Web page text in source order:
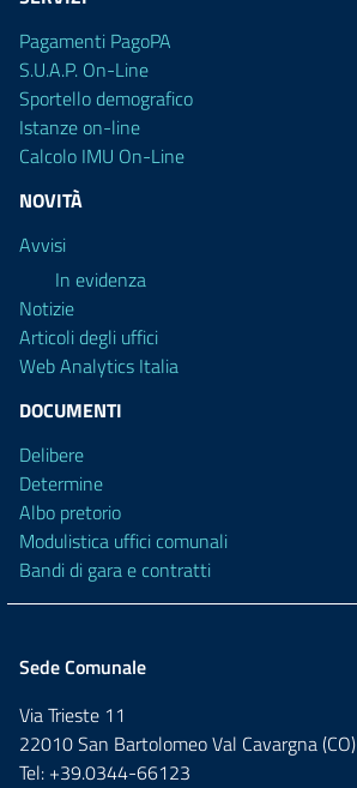
Pagamenti PagoPA
S.U.A.P. On-Line
Sportello demografico
Istanze on-line
Calcolo IMU On-Line
NOVITÀ
Avvisi
In evidenza
Notizie
Articoli degli uffici
Web Analytics Italia
DOCUMENTI
Delibere
Determine
Albo pretorio
Modulistica uffici comunali
Bandi di gara e contratti
Sede Comunale
Via Trieste 11
22010 San Bartolomeo Val Cavargna (CO)
Tel: +39.0344-66123